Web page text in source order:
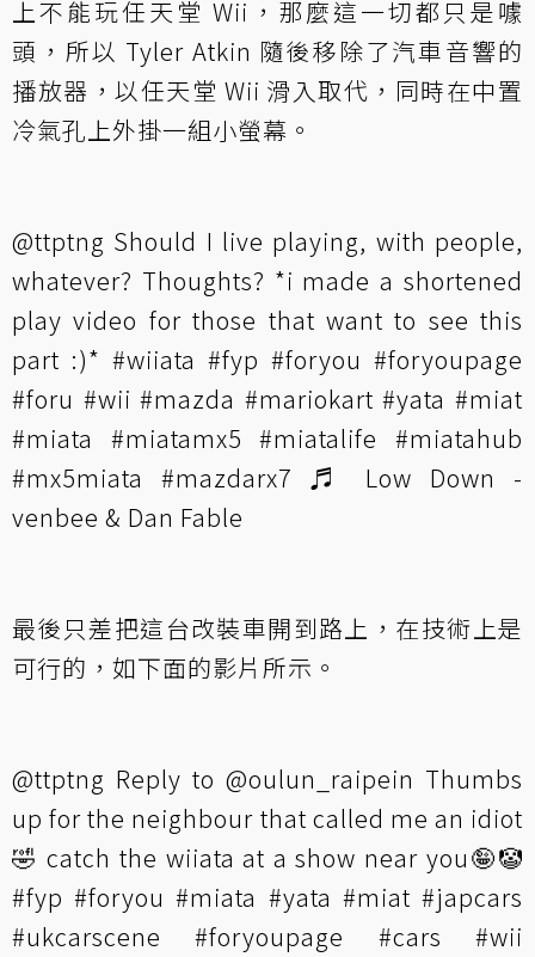
上不能玩任天堂 Wii，那麼這一切都只是噱
頭，所以 Tyler Atkin 隨後移除了汽車音響的
播放器，以任天堂 Wii 滑入取代，同時在中置
冷氣孔上外掛一組小螢幕。
@ttptng Should I live playing, with people,
whatever? Thoughts? *i made a shortened
play video for those that want to see this
part :)* #wiiata #fyp #foryou #foryoupage
#foru #wii #mazda #mariokart #yata #miat
#miata
#miatamx5 #miatalife #miatahub
#mx5miata
#mazdarx7 ♬ Low Down -
venbee & Dan Fable
最後只差把這台改裝車開到路上，在技術上是
可行的，如下面的影片所示。
@ttptng Reply to @oulun_raipein Thumbs
up for the neighbour that called me an idiot
🤣 catch the wiiata at a show near you🤪🤡
#fyp #foryou #miata #yata #miat #japcars
#ukcarscene
#foryoupage #cars
#wii